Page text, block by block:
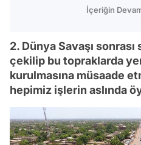
İçeriğin
2. Dünya Savaşı
çekilip bu topraklarda
kurulmasına müsaade
hepimiz işlerin aslında